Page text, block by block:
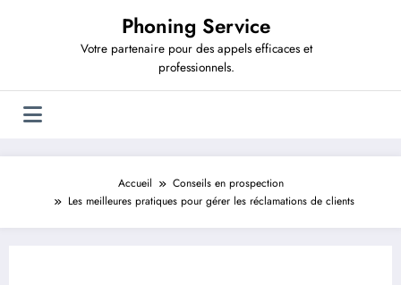
Phoning Service
Votre partenaire pour des appels efficaces et
professionnels.
Accueil
Conseils en prospection
Les meilleures pratiques pour gérer les réclamations de clients